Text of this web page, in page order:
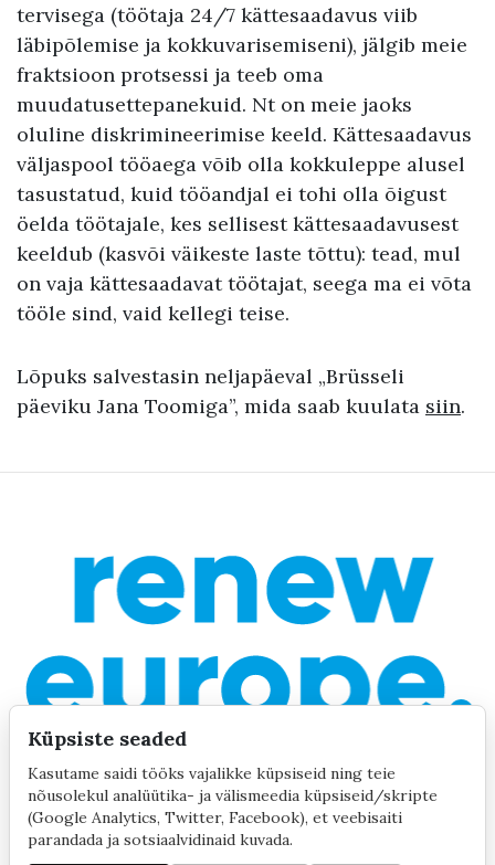
tervisega (töötaja 24/7 kättesaadavus viib
läbipõlemise ja kokkuvarisemiseni), jälgib meie
fraktsioon protsessi ja teeb oma
muudatusettepanekuid. Nt on meie jaoks
oluline diskrimineerimise keeld. Kättesaadavus
väljaspool tööaega võib olla kokkuleppe alusel
tasustatud, kuid tööandjal ei tohi olla õigust
öelda töötajale, kes sellisest kättesaadavusest
keeldub (kasvõi väikeste laste tõttu): tead, mul
on vaja kättesaadavat töötajat, seega ma ei võta
tööle sind, vaid kellegi teise.
Lõpuks salvestasin neljapäeval „Brüsseli
päeviku Jana Toomiga”, mida saab kuulata siin.
©2020 by Yana Toom Küpsiste seaded
Küpsiste seaded
Kasutame saidi tööks vajalikke küpsiseid ning teie
nõusolekul analüütika- ja välismeedia küpsiseid/skripte
(Google Analytics, Twitter, Facebook), et veebisaiti
parandada ja sotsiaalvidinaid kuvada.